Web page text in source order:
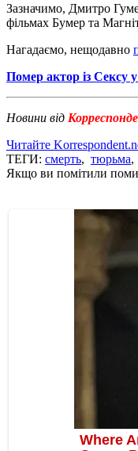
Зазначимо, Дмитро
фільмах Бумер та
Нагадаємо, нещодавно
Помер актор із Сексу
Новини від
Читайте
ТЕГИ: смерть, тюрьма,
Якщо ви помітили